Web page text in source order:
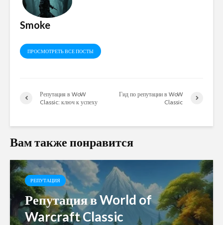
Smoke
ПРОСМОТРЕТЬ ВСЕ ПОСТЫ
Репутация в WoW
Classic: ключ к успеху
Гид по репутации в WoW
Classic
Вам также понравится
РЕПУТАЦИЯ
Репутация в World of
Warcraft Classic